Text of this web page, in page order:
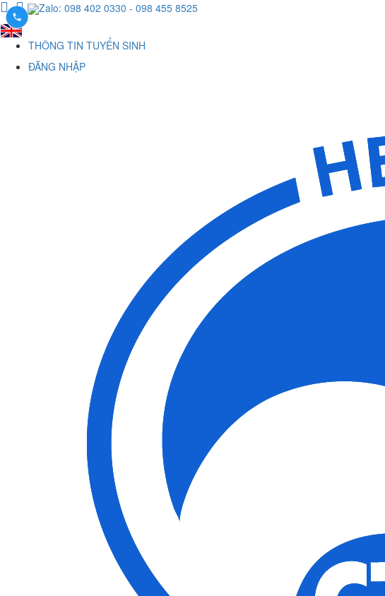
Zalo: 098 402 0330 - 098 455 8525
THÔNG TIN TUYỂN SINH
ĐĂNG NHẬP